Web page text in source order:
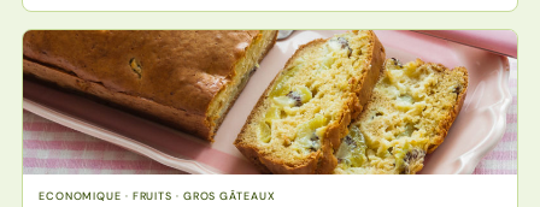
ECONOMIQUE · FRUITS · GROS GÂTEAUX